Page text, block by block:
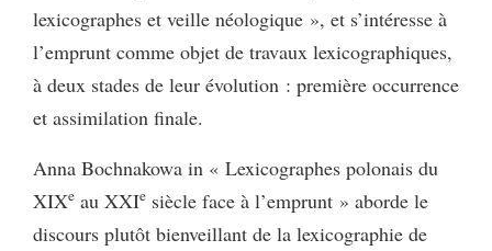
lexicographes et veille néologique », et s’intéresse à
l’emprunt comme objet de travaux lexicographiques,
à deux stades de leur évolution : première occurrence
et assimilation finale.
Anna Bochnakowa in « Lexicographes polonais du
XIXe au XXIe siècle face à l’emprunt » aborde le
discours plutôt bienveillant de la lexicographie de